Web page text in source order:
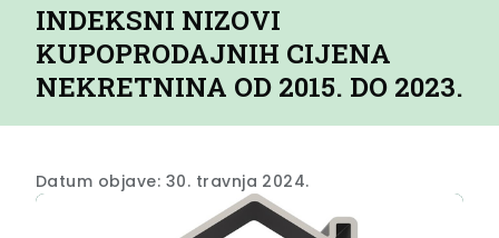
INDEKSNI NIZOVI
KUPOPRODAJNIH CIJENA
NEKRETNINA OD 2015. DO 2023.
Datum objave: 30. travnja 2024.